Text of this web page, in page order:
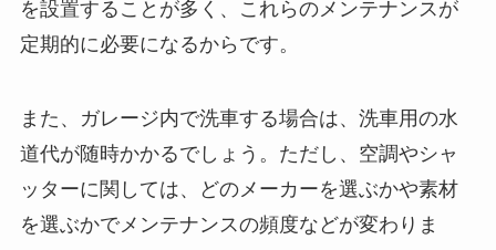
を設置することが多く、これらのメンテナンスが
定期的に必要になるからです。
また、ガレージ内で洗車する場合は、洗車用の水
道代が随時かかるでしょう。ただし、空調やシャ
ッターに関しては、どのメーカーを選ぶかや素材
を選ぶかでメンテナンスの頻度などが変わりま